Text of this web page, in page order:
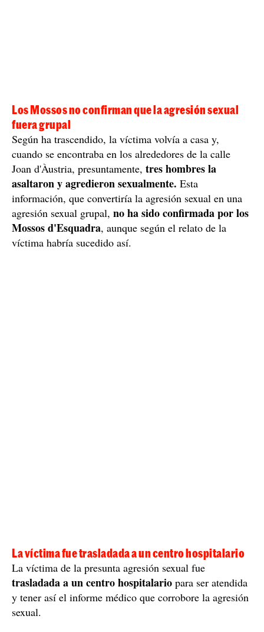
Los Mossos no confirman que la agresión sexual
fuera grupal
Según ha trascendido, la víctima volvía a casa y,
cuando se encontraba en los alrededores de la calle
Joan d'Àustria, presuntamente, tres hombres la
asaltaron y agredieron sexualmente. Esta
información, que convertiría la agresión sexual en una
agresión sexual grupal, no ha sido confirmada por los
Mossos d'Esquadra, aunque según el relato de la
víctima habría sucedido así.
La víctima fue trasladada a un centro hospitalario
La víctima de la presunta agresión sexual fue
trasladada a un centro hospitalario para ser atendida
y tener así el informe médico que corrobore la agresión
sexual.